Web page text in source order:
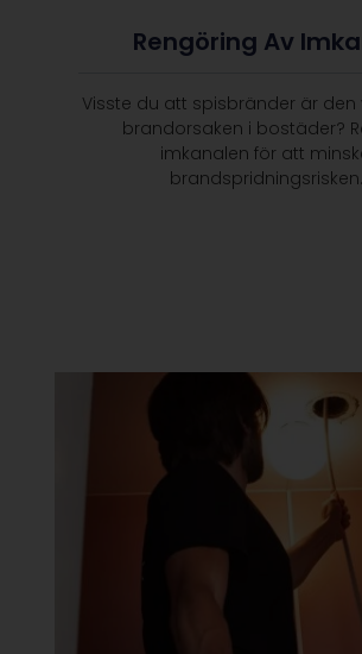
Rengöring Av
Visste du att spisbränder är
brandorsaken i bostäder?
imkanalen för att
brandspridningsrisken.